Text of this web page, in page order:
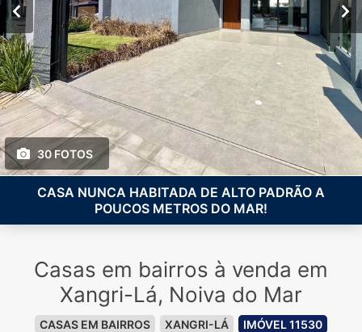
30 FOTOS
CASA NUNCA HABITADA DE ALTO PADRÃO A
POUCOS METROS DO MAR!
Casas em bairros à venda em
Xangri-Lá, Noiva do Mar
CASAS EM BAIRROS XANGRI-LÁ IMÓVEL 11530